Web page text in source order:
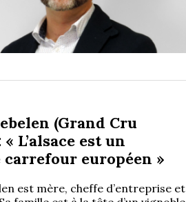
(Grand Cru
L’alsace est un
européen »
est mère, cheffe d’entreprise et